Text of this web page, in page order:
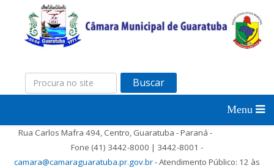
Buscar
Rua Carlos Mafra 494, Centro, Guaratuba - Paraná -
Fone (41) 3442-8000 | 3442-8001 -
camara@camaraguaratuba.pr.gov.br- Atendimento Público: 12 às